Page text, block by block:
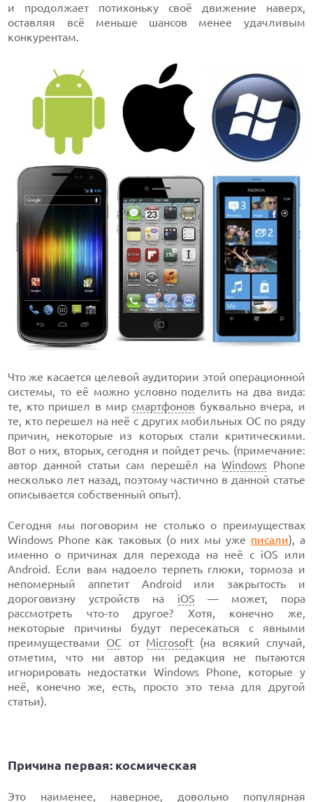
и продолжает потихоньку своё движение наверх,
оставляя всё меньше шансов менее удачливым
конкурентам.
Что же касается целевой аудитории этой операционной
системы, то её можно условно поделить на два вида:
те, кто пришел в мир смартфонов буквально вчера, и
те, кто перешел на неё с других мобильных ОС по ряду
причин, некоторые из которых стали критическими.
Вот о них, вторых, сегодня и пойдет речь. (примечание:
автор данной статьи сам перешёл наWindows Phone
несколько лет назад, поэтому частично в данной статье
описывается собственный опыт).
Сегодня мы поговорим не столько о преимуществах
Windows Phone как таковых (о них мы уже писали), а
именно о причинах для перехода на неё с iOS или
Android. Если вам надоело терпеть глюки, тормоза и
непомерный аппетит Android или закрытость и
дороговизну устройств на iOS — может, пора
рассмотреть что-то другое? Хотя, конечно же,
некоторые причины будут пересекаться с явными
преимуществами ОС от Microsoft (на всякий случай,
отметим, что ни автор ни редакция не пытаются
игнорировать недостатки Windows Phone, которые у
неё, конечно же, есть, просто это тема для другой
статьи).
Причина первая: космическая
Это наименее, наверное, довольно популярная